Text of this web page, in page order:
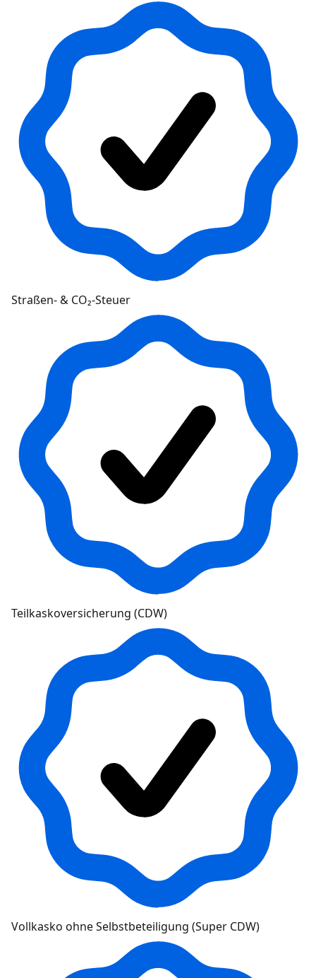
Straßen- & CO₂-Steuer
Teilkaskoversicherung (CDW)
Vollkasko ohne Selbstbeteiligung (Super CDW)